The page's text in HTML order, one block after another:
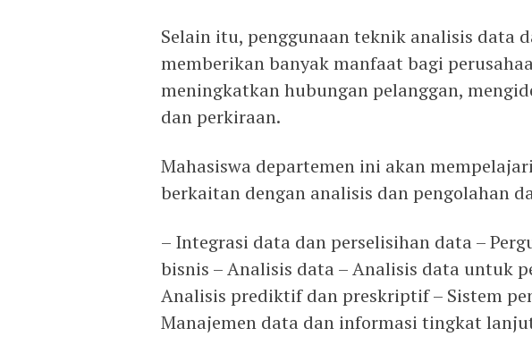
Selain itu, penggunaan teknik analisis data
memberikan banyak manfaat bagi
meningkatkan hubungan pelanggan,
dan perkiraan.
Mahasiswa departemen ini akan
berkaitan dengan analisis dan pengolahan
– Integrasi data dan perselisihan data –
bisnis – Analisis data – Analisis data untuk
Analisis prediktif dan preskriptif – Sistem
Manajemen data dan informasi tingkat